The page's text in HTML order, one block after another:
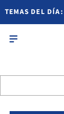
TEMAS DEL DÍA: